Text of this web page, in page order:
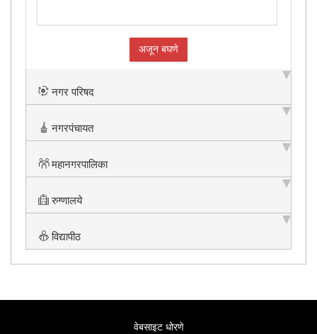
अजून बघणे
नगर परिषद
नगरपंचायत
महानगरपालिका
रुग्णालये
विद्यापीठ
वेबसाइट धोरणे